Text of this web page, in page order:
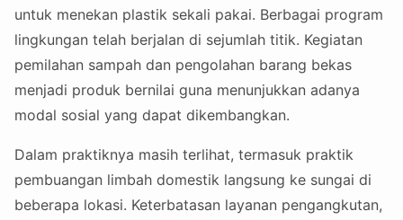
untuk menekan plastik sekali pakai. Berbagai program
lingkungan telah berjalan di sejumlah titik. Kegiatan
pemilahan sampah dan pengolahan barang bekas
menjadi produk bernilai guna menunjukkan adanya
modal sosial yang dapat dikembangkan.
Dalam praktiknya masih terlihat, termasuk praktik
pembuangan limbah domestik langsung ke sungai di
beberapa lokasi. Keterbatasan layanan pengangkutan,